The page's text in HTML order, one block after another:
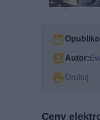
Autor:
Drukuj
Ceny